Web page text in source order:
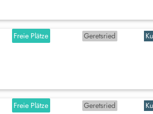
Freie Plätze Geretsried
Freie Plätze Geretsried